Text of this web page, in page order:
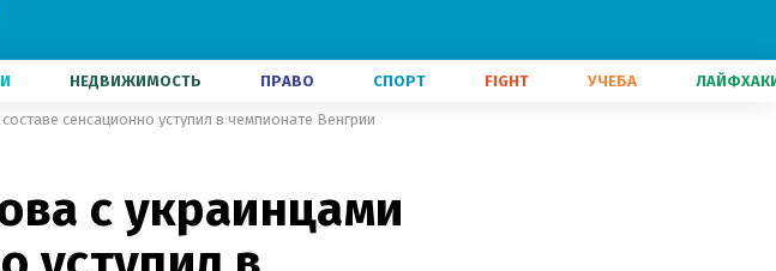
НЕДВИЖИМОСТЬ ПРАВО СПОРТ FIGHT УЧЕБА
сенсационно уступил в чемпионате Венгрии
с украинцами